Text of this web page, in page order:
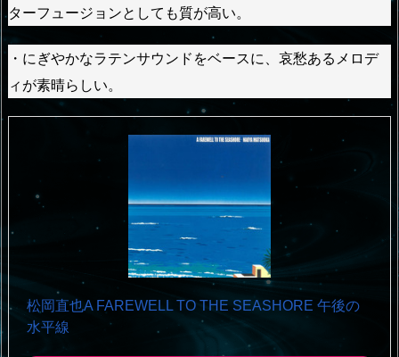
ターフュージョンとしても質が高い。
・にぎやかなラテンサウンドをベースに、哀愁あるメロデ
ィが素晴らしい。
松岡直也A FAREWELL TO THE SEASHORE 午後の
水平線